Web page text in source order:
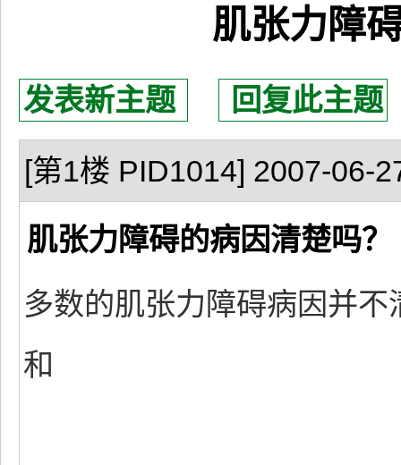
肌张力障
发表新主题 回复此主题
[第1楼 PID1014] 2007-06-
肌张力障碍的病因清楚吗？
多数的肌张力障碍病因并
和